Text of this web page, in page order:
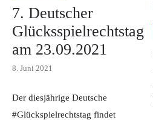
7. Deutscher
Glücksspielrechtstag
am 23.09.2021
8. Juni 2021
Der diesjährige Deutsche
#Glückspielrechtstag findet